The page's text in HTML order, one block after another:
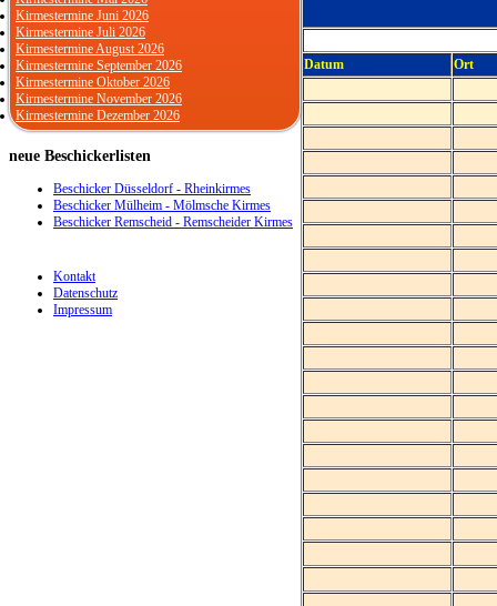
Datum Ort
Kirmestermine Juni 2026
Kirmestermine Juli 2026
Kirmestermine August 2026
Kirmestermine September 2026
Kirmestermine Oktober 2026
Kirmestermine November 2026
Kirmestermine Dezember 2026
neue Beschickerlisten
Beschicker Düsseldorf - Rheinkirmes
Beschicker Mülheim - Mölmsche Kirmes
Beschicker Remscheid - Remscheider Kirmes
Kontakt
Datenschutz
Impressum